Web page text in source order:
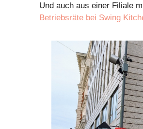
Und auch aus einer Filiale
Betriebsräte bei Swing